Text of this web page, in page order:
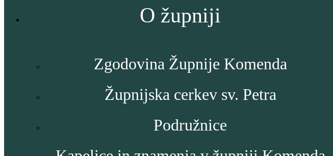
O župniji
Zgodovina Župnije Komenda
Župnijska cerkev sv. Petra
Podružnice